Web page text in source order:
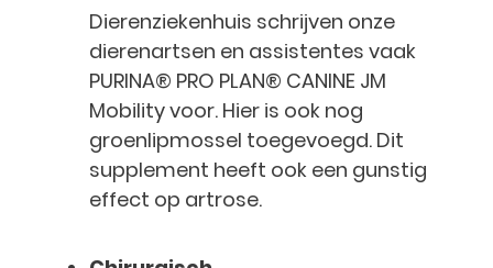
Dierenziekenhuis schrijven onze
dierenartsen en assistentes vaak
PURINA® PRO PLAN® CANINE JM
Mobility voor. Hier is ook nog
groenlipmossel toegevoegd. Dit
supplement heeft ook een gunstig
effect op artrose.